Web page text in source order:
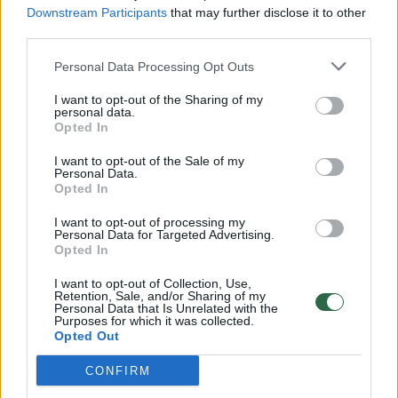
Downstream Participants that may further disclose it to other
Personal Data Processing Opt Outs
I want to opt-out of the Sharing of my
personal data.
Opted In
I want to opt-out of the Sale of my
Personal Data.
Opted In
I want to opt-out of processing my
Personal Data for Targeted Advertising.
Opted In
I want to opt-out of Collection, Use,
Retention, Sale, and/or Sharing of my
Personal Data that Is Unrelated with the
Purposes for which it was collected.
Opted Out
CONFIRM
32 laipsnių šilumos
Žinios | Orai
00:15:54
V. Zalužno pasisakymą laiko bandymu įsitvirtinti
Ukrainos politikoje: jis yra neteisus
savaitę: karščiai atsitrauks
Žinios | Orai
Visi įrašai